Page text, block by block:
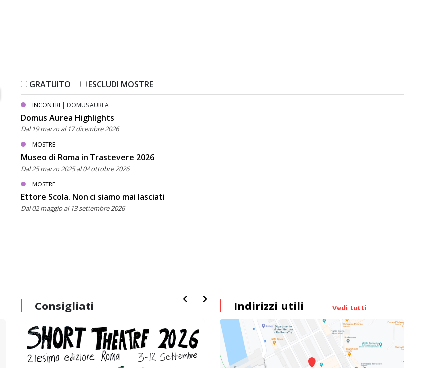
GRATUITO ESCLUDI MOSTRE
INCONTRI | DOMUS AUREA
Domus Aurea Highlights
Dal 19 marzo al 17 dicembre 2026
MOSTRE
Museo di Roma in Trastevere 2026
Dal 25 marzo 2025 al 04 ottobre 2026
MOSTRE
Ettore Scola. Non ci siamo mai lasciati
Dal 02 maggio al 13 settembre 2026
Consigliati Indirizzi utili Vedi tutti